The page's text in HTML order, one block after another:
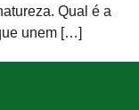
Qual é a
unem […]